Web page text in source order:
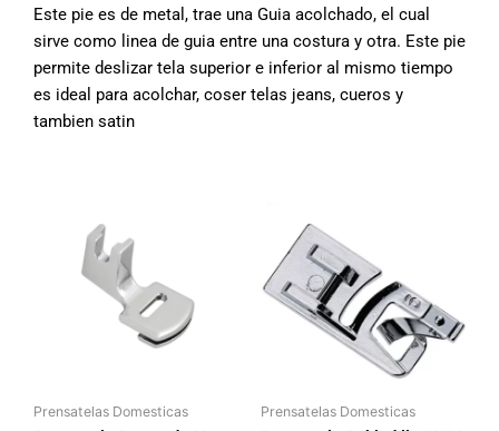
Este pie es de metal, trae una Guia acolchado, el cual
sirve como linea de guia entre una costura y otra. Este pie
permite deslizar tela superior e inferior al mismo tiempo
es ideal para acolchar, coser telas jeans, cueros y
tambien satin
Prensatelas Domesticas Prensatelas Domesticas